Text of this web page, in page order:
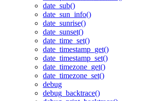
date_sub()
date_sun_info()
date_sunrise()
date_sunset()
date_time_set()
date_timestamp_get()
date_timestamp_set()
date_timezone_get()
date_timezone_set()
debug
debug_backtrace()